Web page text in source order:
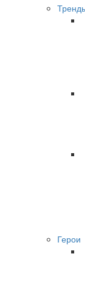
Герои